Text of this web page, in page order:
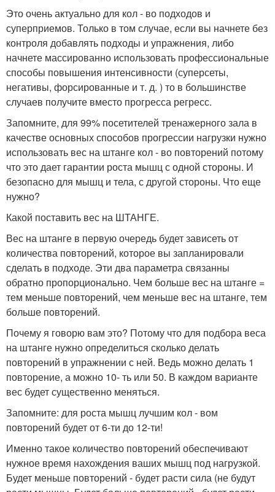
Это очень актуально для кол - во подходов и
суперприемов. Только в том случае, если вы начнете без
контроля добавлять подходы и упражнения, либо
начнете массированно использовать профессиональные
способы повышения интенсивности (суперсеты,
негативы, форсированные и т. д. ) то в большинстве
случаев получите вместо прогресса регресс.
Запомните, для 99% посетителей тренажерного зала в
качестве основных способов прогрессии нагрузки нужно
использовать вес на штанге кол - во повторений потому
что это дает гарантии роста мышц с одной стороны. И
безопасно для мышц и тела, с другой стороны. Что еще
нужно?
Какой поставить вес на ШТАНГЕ.
Вес на штанге в первую очередь будет зависеть от
количества повторений, которое вы запланировали
сделать в подходе. Эти два параметра связанны
обратно пропорционально. Чем больше вес на штанге =
тем меньше повторений, чем меньше вес на штанге, тем
больше повторений.
Почему я говорю вам это? Потому что для подбора веса
на штанге нужно определиться сколько делать
повторений в упражнении с ней. Ведь можно делать 1
повторение, а можно 10- ть или 50. В каждом варианте
вес будет существенно меняться.
Запомните: для роста мышц лучшим кол - вом
повторений будет от 6-ти до 12-ти!
Именно такое количество повторений обеспечивают
нужное время нахождения ваших мышц под нагрузкой.
Будет меньше повторений - будет расти сила (не будут